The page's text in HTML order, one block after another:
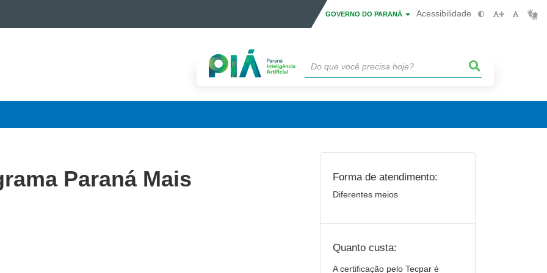
GOVERNO DO PARANÁ Acessibilidade
Paraná Mais
Forma de atendimento:
Diferentes meios
Quanto custa:
A certificação pelo Tecpar é